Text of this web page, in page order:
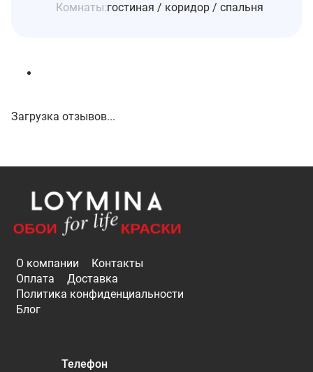
Комнаты:гостиная / коридор / спальня
Загрузка отзывов...
О компании
Контакты
Оплата
Доставка
Политика конфиденциальности
Блог
Телефон